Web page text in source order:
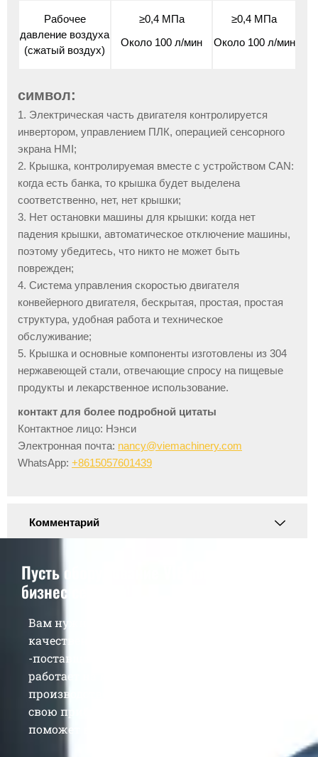
Рабочее
давление воздуха
(сжатый воздух)
≥0,4 МПа
Около 100 л/мин
≥0,4 МПа
Около 100 л/мин
символ:
1. Электрическая часть двигателя контролируется
инвертором, управлением ПЛК, операцией сенсорного
экрана HMI;
2. Крышка, контролируемая вместе с устройством CAN:
когда есть банка, то крышка будет выделена
соответственно, нет, нет крышки;
3. Нет остановки машины для крышки: когда нет
падения крышки, автоматическое отключение машины,
поэтому убедитесь, что никто не может быть
поврежден;
4. Система управления скоростью двигателя
конвейерного двигателя, бескрытая, простая, простая
структура, удобная работа и техническое
обслуживание;
5. Крышка и основные компоненты изготовлены из 304
нержавеющей стали, отвечающие спросу на пищевые
продукты и лекарственное использование.
контакт для более подробной цитаты
Контактное лицо: Нэнси
Электронная почта: nancy@viemachinery.com
WhatsApp: +8615057601439
Комментарий
Пусть оборудование VIE повысит ваш
бизнес сегодня!
Вам нужно больше, чем просто
качественная машина, вам нужен ветеран
-поставщик, который в течение 30 лет
работает на местах, чтобы построить вашу
производственную линию и увеличить
свою прибыль. Пусть оборудование Vie
поможет вам добиться успеха в бизнесе.